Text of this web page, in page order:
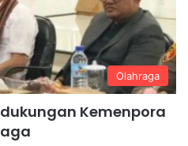
Olahraga
Kemenpora